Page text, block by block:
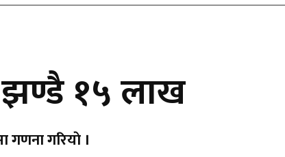
झण्डै १५ लाख
गरियाे ।